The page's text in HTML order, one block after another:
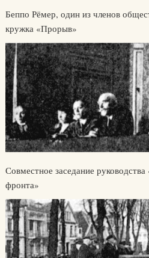
Беппо Рёмер, один из членов
кружка «Прорыв»
Совместное заседание
фронта»